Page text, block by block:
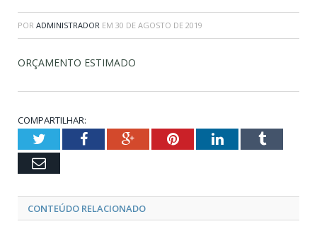
POR ADMINISTRADOR EM 30 DE AGOSTO DE 2019
ORÇAMENTO ESTIMADO
COMPARTILHAR:
TwitterFacebookGoogle+PinterestLinkedInTumblr
Email
CONTEÚDO RELACIONADO